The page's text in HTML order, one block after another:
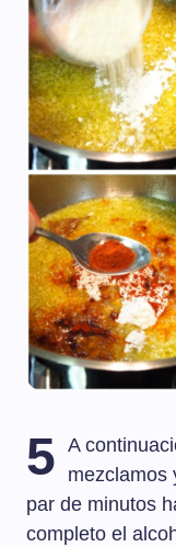
5
A
mezclamos
par de minutos
completo el